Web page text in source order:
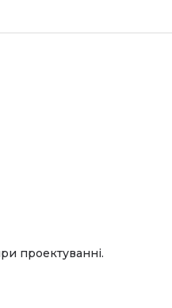
проектуванні.